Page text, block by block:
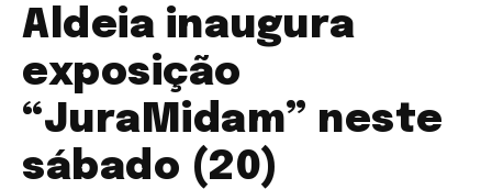
Aldeia inaugura
exposição
“JuraMidam” neste
sábado (20)